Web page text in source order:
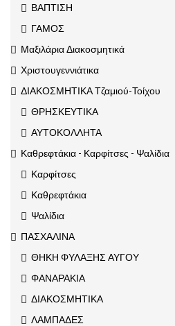
ΒΑΠΤΙΣΗ
ΓΑΜΟΣ
Μαξιλάρια Διακοσμητικά
Χριστουγεννιάτικα
ΔΙΑΚΟΣΜΗΤΙΚΑ Τζαμιού-Τοίχου
ΘΡΗΣΚΕΥΤΙΚΑ
ΑΥΤΟΚΟΛΛΗΤΑ
Καθρεφτάκια - Καρφίτσες - Ψαλίδια
Καρφίτσες
Καθρεφτάκια
Ψαλίδια
ΠΑΣΧΑΛΙΝΑ
ΘΗΚΗ ΦΥΛΑΞΗΣ ΑΥΓΟΥ
ΦΑΝΑΡΑΚΙΑ
ΔΙΑΚΟΣΜΗΤΙΚΑ
ΛΑΜΠΑΔΕΣ